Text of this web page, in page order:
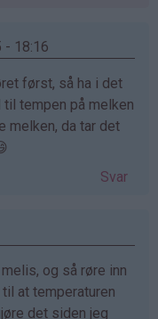
- 18:16
først, så ha i det
til tempen på melken
melken, da tar det
Svar
og så røre inn
at temperaturen
det siden jeg